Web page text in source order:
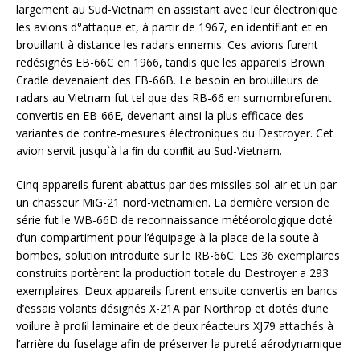
largement au Sud-Vietnam en assistant avec leur électronique
les avions d°attaque et, à partir de 1967, en identifiant et en
brouillant à distance les radars ennemis. Ces avions furent
redésignés EB-66C en 1966, tandis que les appareils Brown
Cradle devenaient des EB-66B. Le besoin en brouilleurs de
radars au Vietnam fut tel que des RB-66 en surnombrefurent
convertis en EB-66E, devenant ainsi la plus efficace des
variantes de contre-mesures électroniques du Destroyer. Cet
avion servit jusqu`à la ﬁn du conﬂit au Sud-Vietnam.
Cinq appareils furent abattus par des missiles sol-air et un par
un chasseur MiG-21 nord-vietnamien. La dernière version de
série fut le WB-66D de reconnaissance météorologique doté
d’un compartiment pour l’équipage à la place de la soute à
bombes, solution introduite sur le RB-66C. Les 36 exemplaires
construits portèrent la production totale du Destroyer a 293
exemplaires. Deux appareils furent ensuite convertis en bancs
d’essais volants désignés X-21A par Northrop et dotés d’une
voilure à proﬁl laminaire et de deux réacteurs XJ79 attachés à
l’arrière du fuselage afin de préserver la pureté aérodynamique